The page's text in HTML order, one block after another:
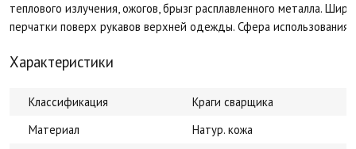
теплового излучения, ожогов, брызг расплавленного металла.
перчатки поверх рукавов верхней одежды. Сфера использования:
Характеристики
Классификация
Краги сварщика
Материал
Натур. кожа